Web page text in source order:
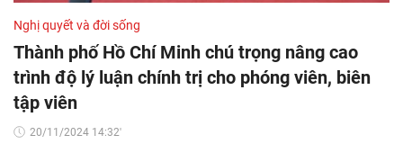
Nghị quyết và đời sống
Thành phố Hồ Chí Minh chú trọng nâng cao
trình độ lý luận chính trị cho phóng viên, biên
tập viên
20/11/2024 14:32'